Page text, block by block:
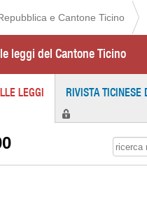
e Cantone Ticino
leggi del Cantone Ticino
LEGGI RIVISTA TICINESE